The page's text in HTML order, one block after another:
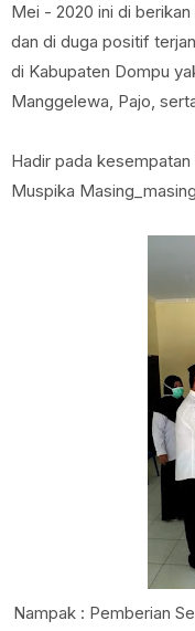
Mei - 2020 ini di
dan di duga positif
di Kabupaten Dompu
Manggelewa, Pajo,
Hadir pada
Muspika
Nampak : Pemberian